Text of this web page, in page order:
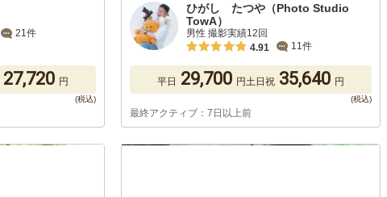
21件
27,720 円
ひがし たつや（Photo Studio
TowA）
男性 撮影実績12回
4.91
11件
平日 29,700 円土日祝 35,640 円
最終アクティブ：7日以上前